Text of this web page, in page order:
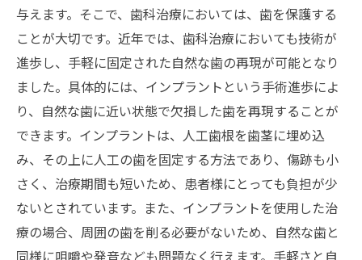
与えます。そこで、歯科治療においては、歯を保護する
ことが大切です。近年では、歯科治療においても技術が
進歩し、手軽に固定された自然な歯の再現が可能となり
ました。具体的には、インプラントという手術進歩によ
り、自然な歯に近い状態で欠損した歯を再現することが
できます。インプラントは、人工歯根を歯茎に埋め込
み、その上に人工の歯を固定する方法であり、傷跡も小
さく、治療期間も短いため、患者様にとっても負担が少
ないとされています。また、インプラントを使用した治
療の場合、周囲の歯を削る必要がないため、自然な歯と
同様に咀嚼や発音なども問題なく行えます。手軽さと自